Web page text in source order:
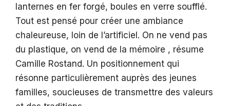
lanternes en fer forgé, boules en verre soufflé.
Tout est pensé pour créer une ambiance
chaleureuse, loin de l’artificiel. On ne vend pas
du plastique, on vend de la mémoire , résume
Camille Rostand. Un positionnement qui
résonne particulièrement auprès des jeunes
familles, soucieuses de transmettre des valeurs